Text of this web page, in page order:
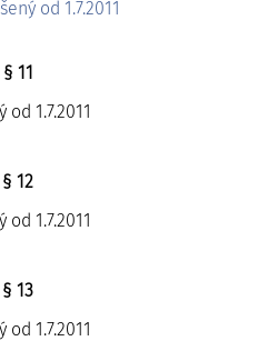
od 1.7.2011
§ 11
od 1.7.2011
§ 12
od 1.7.2011
§ 13
od 1.7.2011